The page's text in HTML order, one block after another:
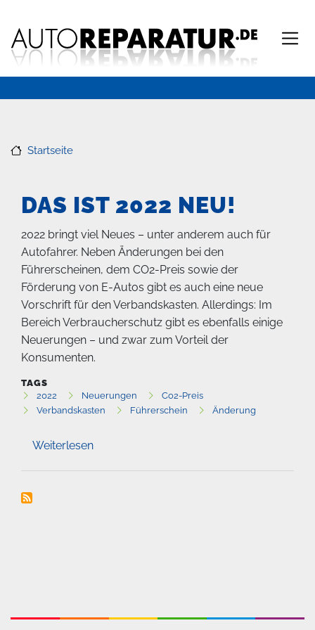
zum
Inhalt
Startseite
DAS IST 2022 NEU!
2022 bringt viel Neues – unter anderem auch für
Autofahrer. Neben Änderungen bei den
Führerscheinen, dem CO2-Preis sowie der
Förderung von E-Autos gibt es auch eine neue
Vorschrift für den Verbandskasten. Allerdings: Im
Bereich Verbraucherschutz gibt es ebenfalls einige
Neuerungen – und zwar zum Vorteil der
Konsumenten.
TAGS
2022
Neuerungen
Co2-Preis
Verbandskasten
Führerschein Änderung
Weiterlesen